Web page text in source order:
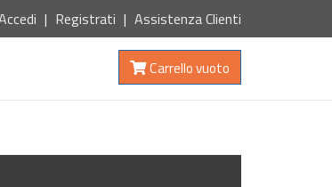
Registrati Assistenza Clienti
Carrello vuoto